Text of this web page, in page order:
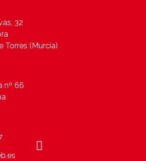
32
Torres (Murcia)
nº 66